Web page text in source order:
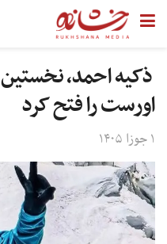
ذکیه احمد، نخستین
اورست را فتح کرد
۱ جوزا ۱۴۰۵